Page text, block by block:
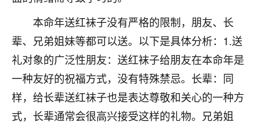
本命年送红袜子没有严格的限制，朋友、长
辈、兄弟姐妹等都可以送。以下是具体分析：1.送
礼对象的广泛性朋友：送红袜子给朋友在本命年是
一种友好的祝福方式，没有特殊禁忌。长辈：同
样，给长辈送红袜子也是表达尊敬和关心的一种方
式，长辈通常会很高兴接受这样的礼物。兄弟姐
12小时前 来自北京
心心相印
我身体不太好，总是病病殃殃的，去检查又没什么大
问题，反正就是不舒服。中医西医看遍了，找不到问
题，后来无意中看到有人推荐慧来老师，跟老师聊过
之后，心情豁然开朗，也听老师建议，处理了一些因
果问题。今年以来，身体比以前好多，主要是心情好
了，老师说境随心转，现在深有体会了。